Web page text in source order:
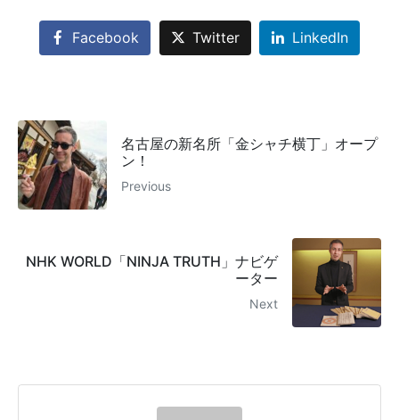
Facebook Twitter LinkedIn
名古屋の新名所「金シャチ横丁」オープ
ン！
Previous
NHK WORLD「NINJA TRUTH」ナビゲ
ーター
Next